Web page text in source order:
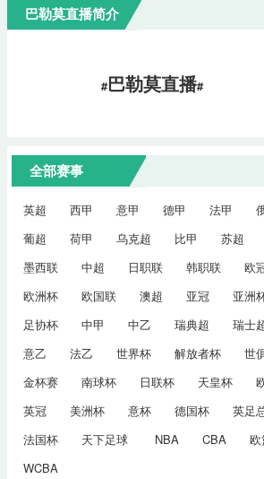
巴勒莫直播简介
#巴勒莫直播#
全部赛事
英超 西甲 意甲 德甲 法甲
葡超
荷甲 乌克超 比甲 苏超
墨西联
中超 日职联 韩职联 欧
欧洲杯
欧国联 澳超 亚冠 亚洲
足协杯
中甲 中乙 瑞典超 瑞士
意乙
法乙 世界杯 解放者杯 世
金杯赛
南球杯 日联杯 天皇杯
英冠
美洲杯 意杯 德国杯 英足
法国杯
天下足球 NBA CBA
WCBA